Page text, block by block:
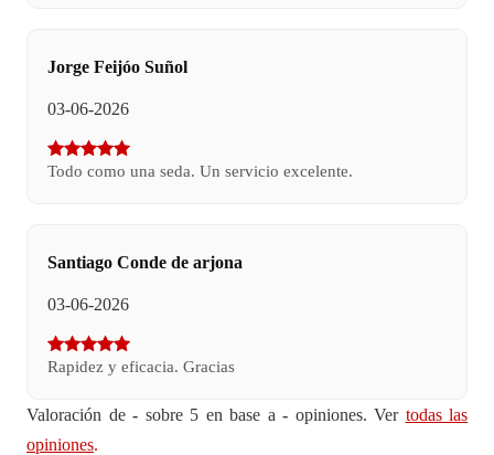
Jorge Feijóo Suñol
03-06-2026
Todo como una seda. Un servicio excelente.
Santiago Conde de arjona
03-06-2026
Rapidez y eficacia. Gracias
Valoración de - sobre 5 en base a - opiniones. Ver todas las
opiniones.